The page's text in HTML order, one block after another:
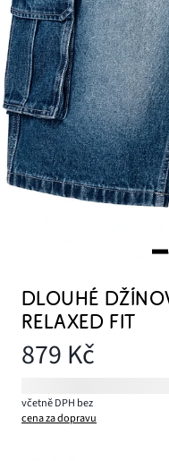
DLOUHÉ
RELAXED FIT
879 Kč
včetně DPH bez
cena za dopravu